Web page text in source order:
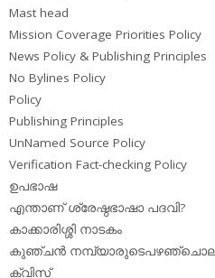
Mast head
Mission Coverage Priorities Policy
News Policy & Publishing Principles
No Bylines Policy
Policy
Publishing Principles
UnNamed Source Policy
Verification Fact-checking Policy
ഉപഭാഷ
എന്താണ് ശ്രേഷ്ഠഭാഷാ പദവി?
കാക്കാരിശ്ശി നാടകം
കുഞ്ചന്‍
ക്വിസ്